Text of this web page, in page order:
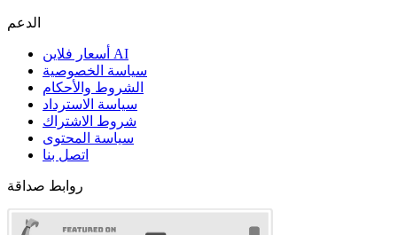
الدعم
أسعار فلاين AI
سياسة الخصوصية
الشروط والأحكام
سياسة الاسترداد
شروط الاشتراك
سياسة المحتوى
اتصل بنا
روابط صداقة